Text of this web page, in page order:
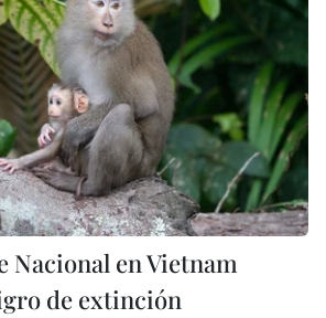
Nacional en Vietnam
de extinción